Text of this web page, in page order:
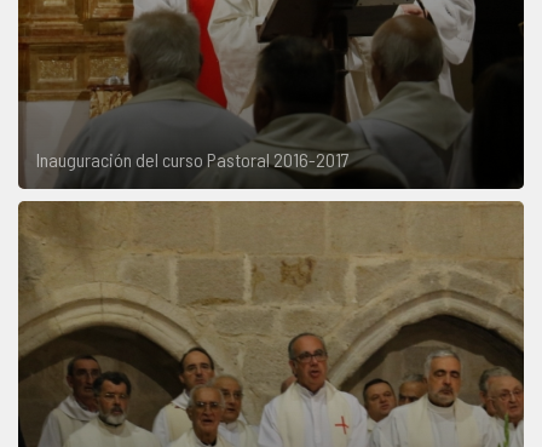
Inauguración del curso Pastoral 2016-2017